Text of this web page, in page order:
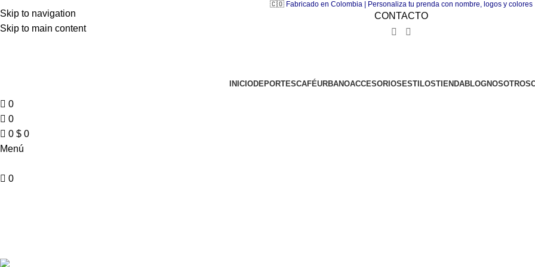
Skip to navigation
Skip to main content
🇨🇴 Fabricado en Colombia | Personaliza tu prenda con nombre, logos y colores
CONTACTO
INICIODEPORTESCAFÉURBANOACCESORIOS ESTILOSTIENDABLOGNOSOTROS
0
0
0 $ 0
Menú
0